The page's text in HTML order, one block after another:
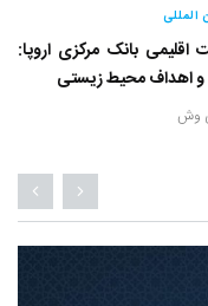
بانک مرکزی اروپا:
اهداف محیط زیستی
وش